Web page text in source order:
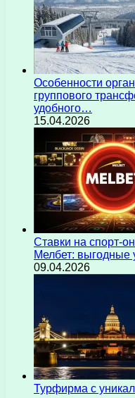
Особенности
группового
удобного…
15.04.2026
Ставки на спорт-
Мелбет: выгодные
09.04.2026
Турфирма с